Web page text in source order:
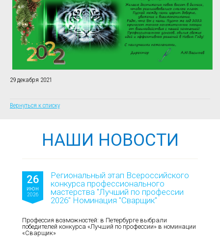
29 декабря 2021
Вернуться к списку
НАШИ НОВОСТИ
26
июн
2026
Региональный этап Всероссийского
конкурса профессионального
мастерства "Лучший по профессии
2026" Номинация "Сварщик"
Профессия возможностей: в Петербурге выбрали
победителей конкурса «Лучший по профессии» в номинации
«Сварщик»